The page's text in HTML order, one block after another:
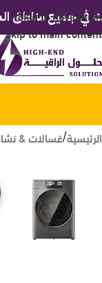
Skip to navigation
Skip to main content
الرئيسية/غسالات &
المملكة